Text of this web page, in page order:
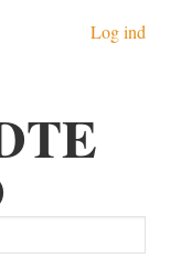
Log ind